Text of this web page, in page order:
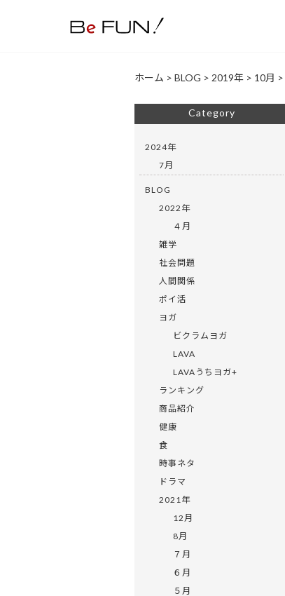
ホーム > BLOG > 2019年 > 10月 >
Category
2024年
7月
BLOG
2022年
４月
雑学
社会問題
人間関係
ポイ活
ヨガ
ビクラムヨガ
LAVA
LAVAうちヨガ+
ランキング
商品紹介
健康
食
時事ネタ
ドラマ
2021年
12月
8月
７月
６月
５月